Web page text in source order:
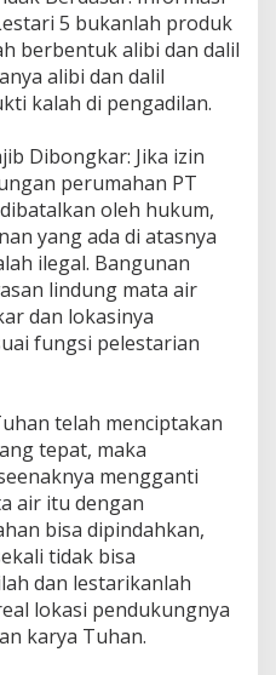
5 bukanlah produk
berbentuk alibi dan dalil
alibi dan dalil
kalah di pengadilan.
Dibongkar: Jika izin
perumahan PT
oleh hukum,
yang ada di atasnya
ilegal. Bangunan
lindung mata air
dan lokasinya
fungsi pelestarian
telah menciptakan
tepat, maka
mengganti
air itu dengan
bisa dipindahkan,
tidak bisa
dan lestarikanlah
lokasi pendukungnya
karya Tuhan.